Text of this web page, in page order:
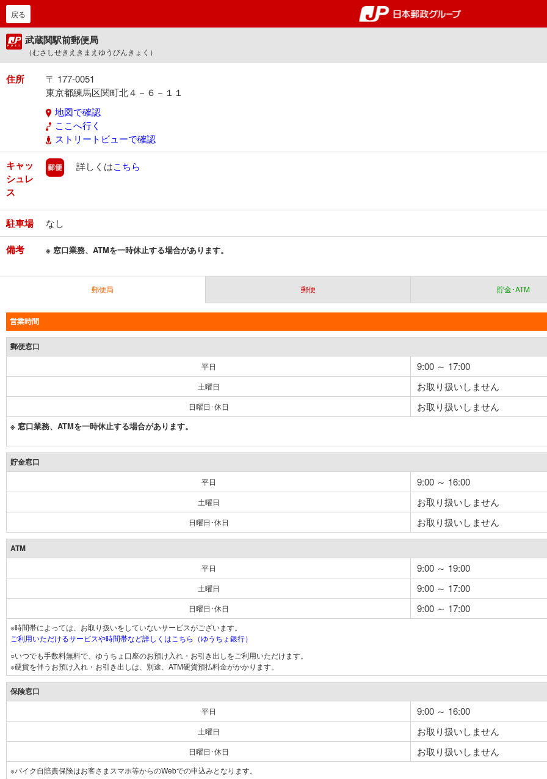
郵便局・日本郵政グルー
戻る
武蔵関駅前郵便局
（むさしせきえきまえゆうびんきょく）
住所
〒 177-0051
東京都練馬区関町北４－６－１１
地図で確認
ここへ行く
ストリートビューで確認
キャッ
シュレ
ス
郵便
詳しくはこちら
駐車場 なし
備考 ※ 窓口業務、ATMを一時休止する場合があります。
郵便局 郵便 貯金･ATM
営業時間
郵便窓口
平日 9:00 ～ 17:00
土曜日 お取り扱いしません
日曜日･休日 お取り扱いしません
※ 窓口業務、ATMを一時休止する場合があります。
貯金窓口
平日 9:00 ～ 16:00
土曜日 お取り扱いしません
日曜日･休日 お取り扱いしません
ATM
平日 9:00 ～ 19:00
土曜日 9:00 ～ 17:00
日曜日･休日 9:00 ～ 17:00
※時間帯によっては、お取り扱いをしていないサービスがございます。
ご利用いただけるサービスや時間帯など詳しくはこちら（ゆうちょ銀行）
○いつでも手数料無料で、ゆうちょ口座のお預け入れ・お引き出しをご利用いただけます。
※硬貨を伴うお預け入れ・お引き出しは、別途、ATM硬貨預払料金がかかります。
保険窓口
平日 9:00 ～ 16:00
土曜日 お取り扱いしません
日曜日･休日 お取り扱いしません
※バイク自賠責保険はお客さまスマホ等からのWebでの申込みとなります。